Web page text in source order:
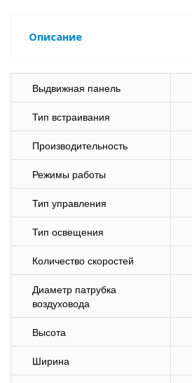
Описание
Выдвижная панель
Тип встраивания
Производительность
Режимы работы
Тип управления
Тип освещения
Количество скоростей
Диаметр патрубка
воздуховода
Высота
Ширина